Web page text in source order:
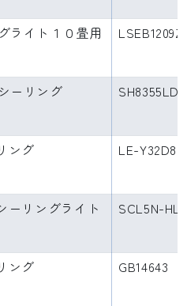
ライト１０畳用 LSEB1209Z
ーリング SH8355LDR
ング LE-
ーリングライト SCL5N-HL
ング GB14643